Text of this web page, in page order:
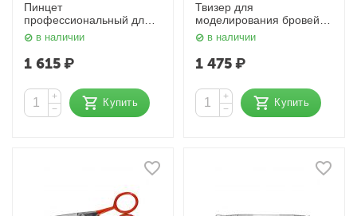
Пинцет
профессиональный для
ресниц 35 Expert 41 Type
9 Сталекс
в наличии
1 615₽
+
−
Купить
Твизер для
моделирования бровей,
Expert 90 TYPE 2 SE-90/2
Сталекс
в наличии
1 475₽
+
−
Купить